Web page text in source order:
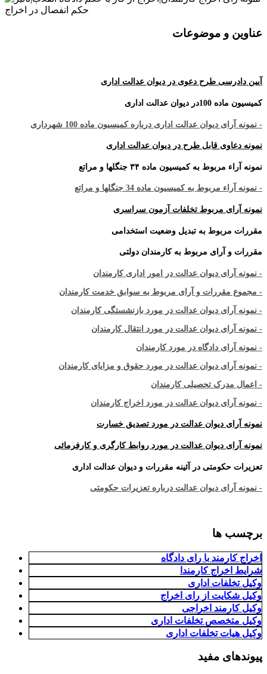
عناوین و موضوعات
آیین دادرسی طرح دعوی در دیوان عدالت اداری
کمیسیون ماده 100در دیوان عدالت اداری
- نمونه آرای دیوان عدالت اداری درباره کمیسیون ماده 100 شهرداری
نمونه دعاوی قابل طرح در دیوان عدالت اداری
نمونه آراء مربوط به کمیسیون ماده ۳۴ جنگلها و مراتع
- نمونه آراء مربوط به کمیسیون ماده 34 جنگلها و مراتع
نمونه آرای مربوط تخلفات آزمون سراسری
مقررات مربوط به تبدیل وضعیت استخدامی
مقررات و آرای مربوط به کارمندان دولتی
- نمونه آرای دیوان عدالت در امور اداری کارمندان
- مجموع مقررات و آرای مربوط به سوابق خدمت کارمندان
- نمونه آرای دیوان عدالت در مورد بازنشستگی کارمندان
- نمونه آرای دیوان عدالت در مورد انتقال کارمندان
- نمونه آرای دادگاه در مورد کارمندان
- نمونه آرای دیوان عدالت در مورد حقوق و مزایای کارمندان
- اعمال مدرک تحصیلی کارمندان
- نمونه آرای دیوان عدالت در مورد اخراج کارمندان
نمونه آرای دیوان عدالت در مورد تصدیق خسارت
نمونه آرای دیوان عدالت در مورد روابط کارگری و کارفرمائی
تعزیرات حکومتی در آئینه مقررات و دیوان عدالت اداری
- نمونه آرای دیوان عدالت درباره تعزیرات حکومتی
برچسب ها
اخراج کارمند با رای دادگاه
شرایط اخراج کارمندا
وکیل تخلفات اداری
وکیل شکایت از رای اخراج
وکیل کارمند اخراجی
وکیل متخصص تخلفات اداری
وکیل هیات تخلفات اداری
پیوندهای مفید